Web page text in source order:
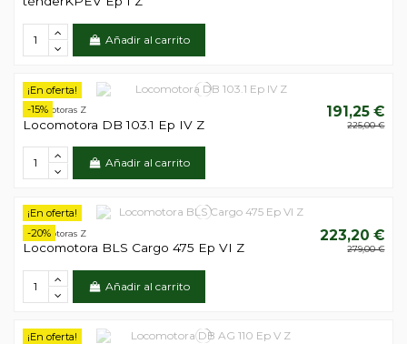
Añadir al carrito
¡En oferta!
-15%
Locomotoras Z
Locomotora DB 103.1 Ep IV Z
191,25 €
225,00 €
Añadir al carrito
¡En oferta!
-20%
Locomotoras Z
Locomotora BLS Cargo 475 Ep VI Z
223,20 €
279,00 €
Añadir al carrito
¡En oferta!